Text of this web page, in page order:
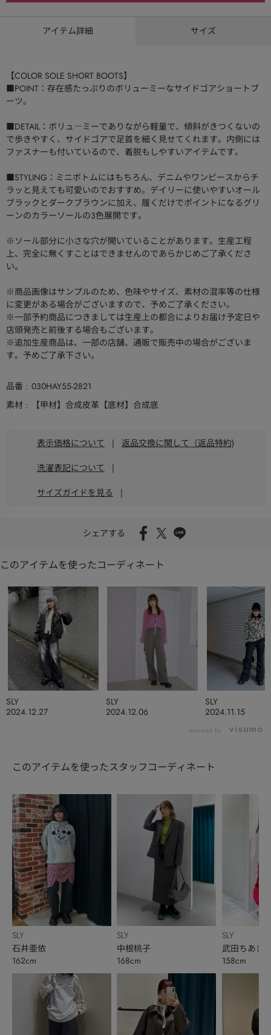
アイテム詳細 サイズ
【COLOR SOLE SHORT BOOTS】
■POINT：存在感たっぷりのボリューミーなサイドゴアショートブ
ーツ。
■DETAIL：ボリュ―ミーでありながら軽量で、傾斜がきつくないの
で歩きやすく、サイドゴアで足首を細く見せてくれます。内側には
ファスナーも付いているので、着脱もしやすいアイテムです。
■STYLING：ミニボトムにはもちろん、デニムやワンピースからチ
ラッと見えても可愛いのでおすすめ。デイリーに使いやすいオール
ブラックとダークブラウンに加え、履くだけでポイントになるグリ
ーンのカラーソールの3色展開です。
※ソール部分に小さな穴が開いていることがあります。生産工程
上、完全に無くすことはできませんのであらかじめご了承くださ
い。
※商品画像はサンプルのため、色味やサイズ、素材の混率等の仕様
に変更がある場合がございますので、予めご了承ください。
※一部予約商品につきましては生産上の都合によりお届け予定日や
店頭発売と前後する場合もございます。
※追加生産商品は、一部の店舗、通販で販売中の場合がございま
す。予めご了承下さい。
品番
030HAY55-2821
素材
【甲材】合成皮革【底材】合成底
表示価格について | 返品交換に関して（返品特約)
洗濯表記について |
サイズガイドを見る |
シェアする
このアイテムを使ったコーディネート
2024.12.27
SLY
2024.12.06
SLY
2024.11.15
SLY
powered by
このアイテムを使ったスタッフコーディネート
SLY
石井亜依
162cm
SLY
中根桃子
168cm
SLY
武田ちあき
158cm